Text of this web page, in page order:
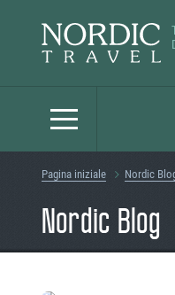
Pagina iniziale Nordic
Nordic Blog